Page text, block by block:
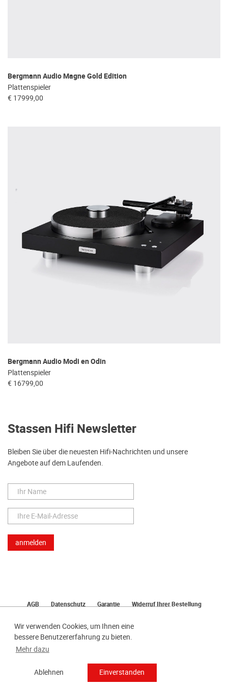
Wir verwenden Cookies, um Ihnen eine
bessere Benutzererfahrung zu bieten.
Mehr dazu
Ablehnen Einverstanden
Bergmann Audio Magne Gold Edition
Plattenspieler
€ 17999,00
Bergmann Audio Modi en Odin
Plattenspieler
€ 16799,00
Stassen Hifi Newsletter
Bleiben Sie über die neuesten Hifi-Nachrichten und unsere
Angebote auf dem Laufenden.
AGB Datenschutz Garantie
Widerruf Ihrer Bestellung